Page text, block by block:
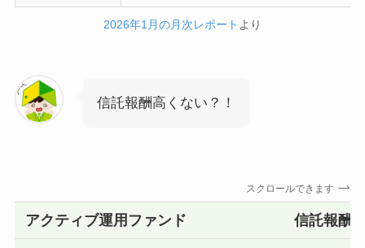
2026年1月の月次レポート より
信託報酬高くない？！
スクロールできます
アクティブ運用ファンド 信託報酬